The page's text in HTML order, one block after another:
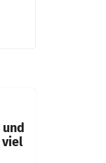
und
viel